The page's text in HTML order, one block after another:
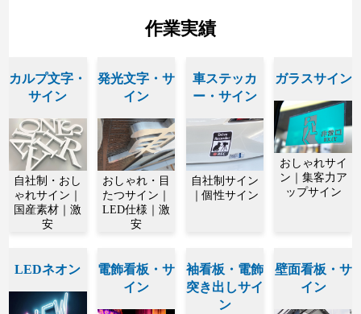
作業実績
カルプ文字・
サイン
自社制・おし
ゃれサイン｜
国産素材｜激
安
発光文字・サ
イン
おしゃれ・目
たつサイン｜
LED仕様｜激
安
車ステッカ
ー・サイン
自社制サイン
｜個性サイン
ガラスサイン
おしゃれサイ
ン｜集客力ア
ップサイン
LEDネオン
電飾看板・サ
イン
袖看板・電飾
突き出しサイ
ン
壁面看板・サ
イン